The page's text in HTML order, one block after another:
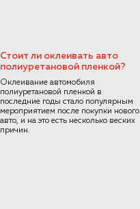
Стоит ли оклеивать авто
полиуретановой пленкой?
Оклеивание автомобиля
полиуретановой пленкой в
последние годы стало популярным
мероприятием после покупки нового
авто, и на это есть несколько веских
причин.